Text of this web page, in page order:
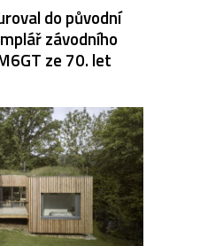
do původní
závodního
ze 70. let